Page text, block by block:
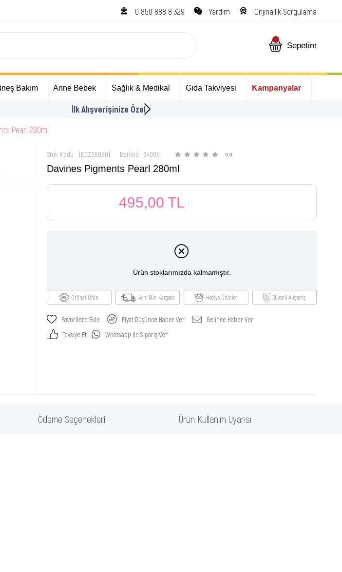
0 850 888 8 329 Yardım Orijinallik Sorgulama
Sepetim
Bakım Anne Bebek Sağlık & Medikal Gıda Takviyesi Kampanyalar
Pearl 280ml
Stok Kodu (ECZ06080) Barkod : 64006 0.0
Davines Pigments Pearl 280ml
495,00 TL
Ürün stoklarımızda kalmamıştır.
Orjinal Ürün Aynı Gün Kargoda Hediye Ürünler Güvenli Alışveriş
Favorilere Ekle Fiyat Düşünce Haber Ver
Gelince Haber Ver
Tavsiye Et
Whatsapp İle Sipariş Ver
Ödeme Seçenekleri Ürün Kullanım Uyarısı